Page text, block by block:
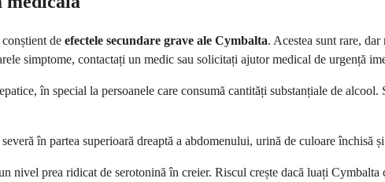
de efectele secundare grave ale Cymbalta. Acestea sunt rare,
simptome, contactați un medic sau solicitați ajutor medical de urgență
în special la persoanele care consumă cantități substanțiale de alcool.
în partea superioară dreaptă a abdomenului, urină de culoare închisă
nivel prea ridicat de serotonină în creier. Riscul crește dacă luați